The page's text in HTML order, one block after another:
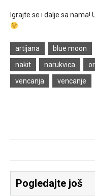
Igrajte se i dalje sa nama!
artijana blue moon
nakit
narukvica
vencanja
vencanje
Pogledajte još